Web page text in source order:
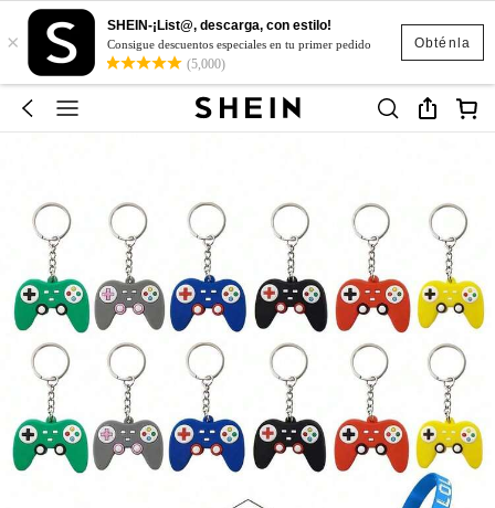
Obténla
×
SHEIN-¡List@, descarga, con estilo!
Consigue descuentos especiales en tu primer pedido
(5,000)